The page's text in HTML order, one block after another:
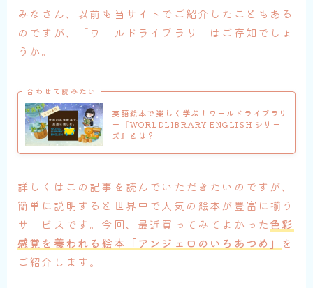
みなさん、以前も当サイトでご紹介したこともある
のですが、「ワールドライブラリ」はご存知でしょ
うか。
合わせて読みたい
英語絵本で楽しく学ぶ！ワールドライブラリ
ー『WORLDLIBRARY ENGLISH シリー
ズ』とは？
詳しくはこの記事を読んでいただきたいのですが、
簡単に説明すると世界中で人気の絵本が豊富に揃う
サービスです。今回、最近買ってみてよかった色彩
感覚を養われる絵本「アンジェロのいろあつめ」 を
ご紹介します。